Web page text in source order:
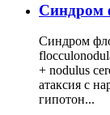
Cиндром
Синдром
+ nodulus
атаксия с
гипотон...